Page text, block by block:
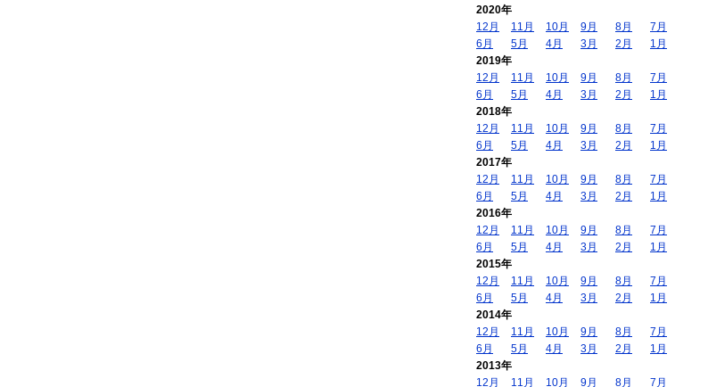
2020年
12月
11月 10月 9月 8月
7月
6月
5月 4月 3月 2月
1月
2019年
12月
11月 10月 9月 8月
7月
6月
5月 4月 3月 2月
1月
2018年
12月
11月 10月 9月 8月
7月
6月
5月 4月 3月 2月
1月
2017年
12月
11月 10月 9月 8月
7月
6月
5月 4月 3月 2月
1月
2016年
12月
11月 10月 9月 8月
7月
6月
5月 4月 3月 2月
1月
2015年
12月
11月 10月 9月 8月
7月
6月
5月 4月 3月 2月
1月
2014年
12月
11月 10月 9月 8月
7月
6月
5月 4月 3月 2月
1月
2013年
12月
11月 10月 9月 8月 7月